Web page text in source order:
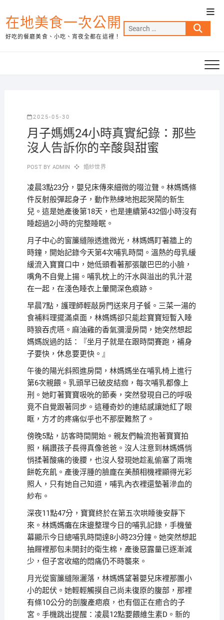
to
content
在地美食一次公開
好吃的餐廳美食、小吃、宵夜全都在這裡！
Search
…
2025-05-30
月子媽媽24小時真實紀錄：那些
沒人告訴你的辛酸與甜蜜
POST BY ADMIN 婚紗世界
凌晨3點23分，嬰兒床傳來細微的啜泣聲。林媽媽條
件反射般彈起身子，動作熟練地抱起哭鬧的新生
兒。這是她產後第18天，也是連續第432個小時沒有
睡超過2小時的完整睡眠。
月子中心的窗簾縫隙透進微光，林媽媽盯著牆上的
時鐘，開始記錄今天第4次哺乳時間。溫熱的母乳緩
緩流入寶寶口中，她低頭看著那張皺巴巴的小臉，
嘴角不自覺上揚。哺乳枕上的汗水與溢出的乳汁混
在一起，在淺色睡衣上暈開深色痕跡。
早晨7點，護理師輕敲房門送來月子餐。三菜一湯的
食補料理擺滿桌面，林媽媽卻只能趁寶寶短暫入睡
時狼吞虎嚥。麻油雞的香氣瀰漫房間，她突然想起
媽媽說過的話：『坐月子就是在跟時間賽跑，補身
子要快，休息要更快。』
午後的陽光斜照進房間，林媽媽坐在哺乳椅上進行
第6次親餵。乳頭早已破皮結痂，每次哺乳都像上
刑。她盯著寶寶吸吮的節奏，突然發現自己的呼吸
竟不自覺跟著同步。這種奇妙的連結感讓她紅了眼
眶，方才的疼痛似乎也不那麼難熬了。
傍晚5點，訪客時間開始。親友們輪流抱著寶寶拍
照，稱讚孩子長得真像爸爸。沒人注意到林媽媽悄
悄揉著酸痛的後腰，也沒人發現她趁亂偷塞了兩塊
餅乾充飢。產後浮腫的臉龐在美顏相機裡顯得光彩
照人，只有她自己知道，哺乳內衣裡還墊著滲血的
紗布。
深夜11點47分，寶寶終於在第五次哄睡後安靜下
來。林媽媽癱在床邊整理今日的哺乳記錄，手機螢
幕顯示今日總哺乳時間達8小時23分鐘。她突然想起
抽屜裡那包未開封的衛生棉，產後惡露量已逐漸減
少，但子宮收縮的悶痛仍不時襲來。
月光從窗簾縫隙灑落，林媽媽望著嬰兒床裡那團小
小的起伏。她輕輕觸摸自己尚未復原的腹部，那裡
有條10公分的剖腹產疤痕，也有個正在癒合的子
宮。手機跳出提醒：凌晨12點要餵維生素D。新的